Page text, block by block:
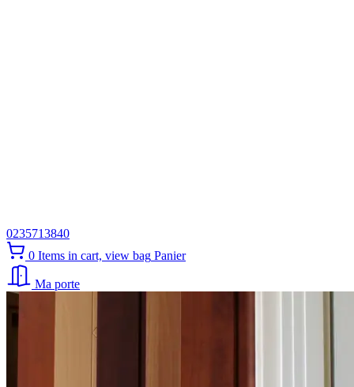
0235713840
0 Items in cart, view bag Panier
Ma porte